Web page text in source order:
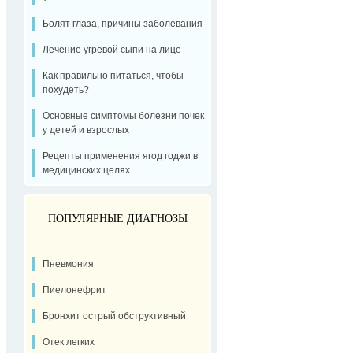
Болят глаза, причины заболевания
Лечение угревой сыпи на лице
Как правильно питаться, чтобы
похудеть?
Основные симптомы болезни почек
у детей и взрослых
Рецепты применения ягод годжи в
медицинских целях
ПОПУЛЯРНЫЕ ДИАГНОЗЫ
Пневмония
Пиелонефрит
Бронхит острый обструктивный
Отек легких